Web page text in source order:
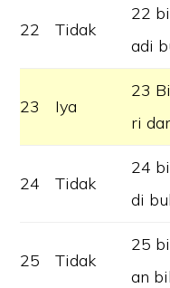
22 Tidak
22
adi
23 Iya
23
ri
24 Tidak
24
di
25 Tidak
25
an